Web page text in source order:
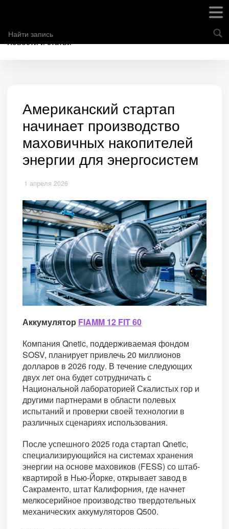
Новости и статьи
Американский стартап
начинает производство
маховичных накопителей
энергии для энергосистем
1 апреля 2026
Аккумулятор FIAMM 12 FIT 60
Компания Qnetic, поддерживаемая фондом
SOSV, планирует привлечь 20 миллионов
долларов в 2026 году. В течение следующих
двух лет она будет сотрудничать с
Национальной лабораторией Скалистых гор и
другими партнерами в области полевых
испытаний и проверки своей технологии в
различных сценариях использования.
После успешного 2025 года стартап Qnetic,
специализирующийся на системах хранения
энергии на основе маховиков (FESS) со штаб-
квартирой в Нью-Йорке, открывает завод в
Сакраменто, штат Калифорния, где начнет
мелкосерийное производство твердотельных
механических аккумуляторов Q500.